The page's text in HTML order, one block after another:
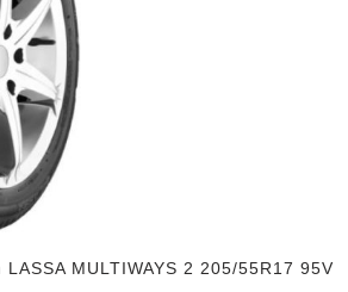
MULTIWAYS 2 205/55R17 95V